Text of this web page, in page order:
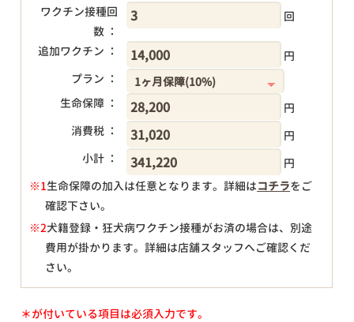
ワクチン接種回
数 ：
回
追加ワクチン ：
円
プラン ：
生命保障 ：
円
消費税 ：
円
小計 ：
円
※1生命保障の加入は任意となります。詳細はコチラをご
確認下さい。
※2犬籍登録・狂犬病ワクチン接種がお済の場合は、別途
費用が掛かります。詳細は店舗スタッフへご確認くだ
さい。
＊が付いている項目は必須入力です。